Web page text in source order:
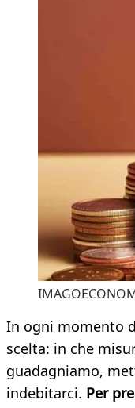
In ogni momento
scelta: in che
guadagniamo,
indebitarci. Per